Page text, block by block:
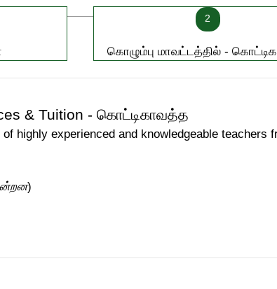
2
கொழும்பு மாவட்டத்தில் -
& Tuition - கொட்டிகாவத்த
highly experienced and knowledgeable teachers
)